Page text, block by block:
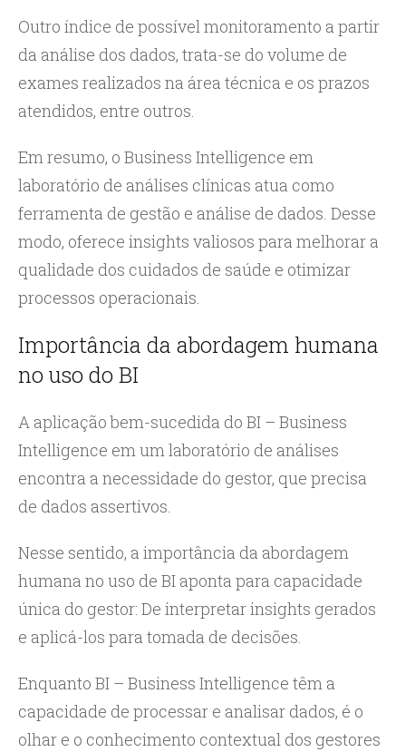
Outro índice de possível monitoramento a partir
da análise dos dados, trata-se do volume de
exames realizados na área técnica e os prazos
atendidos, entre outros.
Em resumo, o Business Intelligence em
laboratório de análises clínicas atua como
ferramenta de gestão e análise de dados. Desse
modo, oferece insights valiosos para melhorar a
qualidade dos cuidados de saúde e otimizar
processos operacionais.
Importância da abordagem humana
no uso do BI
A aplicação bem-sucedida do BI – Business
Intelligence em um laboratório de análises
encontra a necessidade do gestor, que precisa
de dados assertivos.
Nesse sentido, a importância da abordagem
humana no uso de BI aponta para capacidade
única do gestor: De interpretar insights gerados
e aplicá-los para tomada de decisões.
Enquanto BI – Business Intelligence têm a
capacidade de processar e analisar dados, é o
olhar e o conhecimento contextual dos gestores